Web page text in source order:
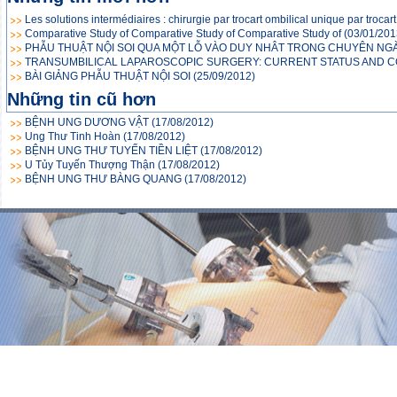
Les solutions intermédiaires : chirurgie par trocart ombilical unique par
Comparative Study of Comparative Study of Comparative Study of (03/01/
PHẪU THUẬT NỘI SOI QUA MỘT LỖ VÀO DUY NHÂT TRONG CHUYÊN
TRANSUMBILICAL LAPAROSCOPIC SURGERY: CURRENT STATUS AND
BÀI GIẢNG PHẪU THUẬT NỘI SOI (25/09/2012)
Những tin cũ hơn
BỆNH UNG DƯƠNG VẬT (17/08/2012)
Ung Thư Tinh Hoàn (17/08/2012)
BỆNH UNG THƯ TUYẾN TIỀN LIỆT (17/08/2012)
U Tủy Tuyến Thượng Thận (17/08/2012)
BỆNH UNG THƯ BÀNG QUANG (17/08/2012)